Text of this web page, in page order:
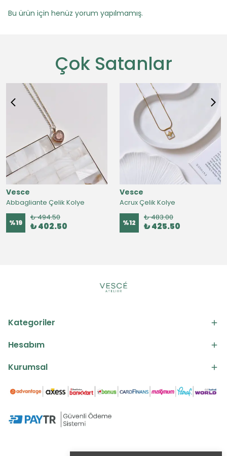
Bu ürün için henüz yorum yapılmamış.
Çok Satanlar
Vesce
Abbagliante Çelik Kolye
%19
₺ 494.50
₺ 402.50
Vesce
Acrux Çelik Kolye
%12
₺ 483.00
₺ 425.50
Kategoriler
Hesabım
Kurumsal